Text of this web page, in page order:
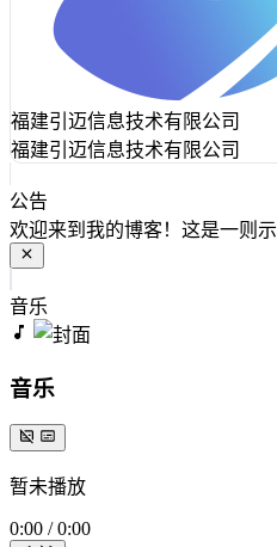
福建引迈信息技术有限公司
福建引迈信息技术有限公司
公告
欢迎来到我的博客！这是一则示
音乐
音乐
暂未播放
0:00 / 0:00